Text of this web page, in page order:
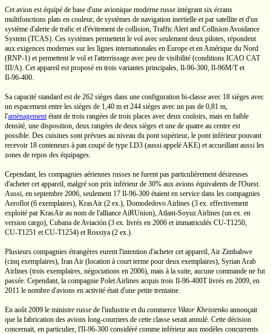
Cet avion est équipé de base d'une avionique moderne russe intégrant six écrans
multifonctions plats en couleur, de systèmes de navigation inertielle et par satellite et d'un
système d'alerte de trafic et d'évitement de collision, Traffic Alert and Collision Avoidance
System (TCAS). Ces systèmes permettent le vol avec seulement deux pilotes, répondent
aux exigences modernes sur les lignes internationales en Europe et en Amérique du Nord
(RNP-1) et permettent le vol et l'atterrissage avec peu de visibilité (conditions ICAO CAT
III/A). Cet appareil est proposé en trois variantes principales, Il-96-300, Il-96M/Tet
Il-96-400.
Sa capacité standard est de 262 sièges dans une configuration bi-classe avec 18 sièges avec
un espacement entre les sièges de 1,40 m et 244 sièges avec un pas de 0,81 m,
l'aménagementétant de trois rangées de trois places avec deux couloirs, mais en faible
densité, une disposition, deux rangées de deux sièges et une de quatre au centre est
possible. Des cuisines sont prévues au niveau du pont supérieur, le pont inférieur pouvant
recevoir 18 conteneurs à pan coupé de type LD3 (aussi appelé AKE) et accueillant aussi les
zones de repos des équipages.
Cependant, les compagnies aériennes russes ne furent pas particulièrement désireuses
d'acheter cet appareil, malgré son prix inférieur de 30% aux avions équivalents de l'Ouest.
Aussi, en septembre 2006, seulement 17 Il-96-300 étaient en service dans les compagnies
Aeroflot (6 exemplaires), KrasAir (2 ex.), Domodedovo Airlines (3 ex. effectivement
exploité par KrasAir au nom de l'alliance AiRUnion),Atlant-Soyuz Airlines (un ex. en
version cargo), Cubana de Aviación (3 ex. livrés en 2006 et immatriculés CU-T1250,
CU-T1251 etCU-T1254) et Rossiya (2 ex.).
Plusieurs compagnies étrangères eurent l'intention d'acheter cet appareil, Air Zimbabwe
(cinq exemplaires), Iran Air (location à court terme pour deux exemplaires), Syrian Arab
Airlines (trois exemplaires, négociations en 2006), mais à la suite, aucune commande ne fut
passée. Cependant, la compagnie Polet Airlines acquis trois Il-96-400Tlivrés en 2009, en
2011 le nombre d'avions en activité était d'une petite trentaine.
En août 2009 le ministre russe de l'industrie et du commerce Viktor Khristenko annonçait
que la fabrication des avions long-courriers de cette classe serait annulé. Cette décision
concernait, en particulier, l'Il-96-300 considéré comme inférieur aux modèles concurrents